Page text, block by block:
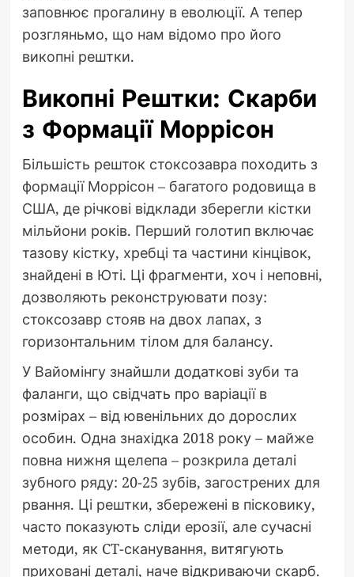
заповнює прогалину в еволюції. А тепер
розгляньмо, що нам відомо про його
викопні рештки.
Викопні Рештки: Скарби
з Формації Моррісон
Більшість решток стоксозавра походить з
формації Моррісон – багатого родовища в
США, де річкові відклади зберегли кістки
мільйони років. Перший голотип включає
тазову кістку, хребці та частини кінцівок,
знайдені в Юті. Ці фрагменти, хоч і неповні,
дозволяють реконструювати позу:
стоксозавр стояв на двох лапах, з
горизонтальним тілом для балансу.
У Вайомінгу знайшли додаткові зуби та
фаланги, що свідчать про варіації в
розмірах – від ювенільних до дорослих
особин. Одна знахідка 2018 року – майже
повна нижня щелепа – розкрила деталі
зубного ряду: 20-25 зубів, загострених для
рвання. Ці рештки, збережені в пісковику,
часто показують сліди ерозії, але сучасні
методи, як CT-сканування, витягують
приховані деталі, наче відкриваючи скарб.